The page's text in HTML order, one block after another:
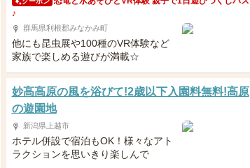
♪
群馬県利根郡みなかみ町
他にも昆虫展や100種のVR体験など
家族で楽しめる遊びが満載☆
妙高高原の風を浴びて!2歳以下入園料無料!高原
の遊園地
新潟県上越市
ホテル併設で宿泊もOK！様々なアト
ラクションを思いきり楽しんで